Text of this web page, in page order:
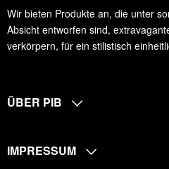
Wir bieten Produkte an, die unter
Absicht entworfen sind,
verkörpern, für ein stilistisch
ÜBER PIB
IMPRESSUM